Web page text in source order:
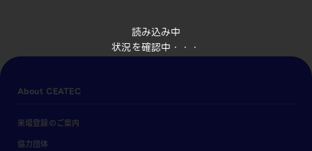
読み込み中
状況を確認中・・・
About CEATEC
来場登録のご案内
協力団体